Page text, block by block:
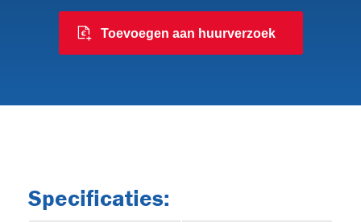
Toevoegen aan huurverzoek
Specificaties: